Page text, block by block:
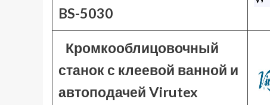
BS-5030
Кромкооблицовочный
станок с клеевой ванной и
автоподачей Virutex